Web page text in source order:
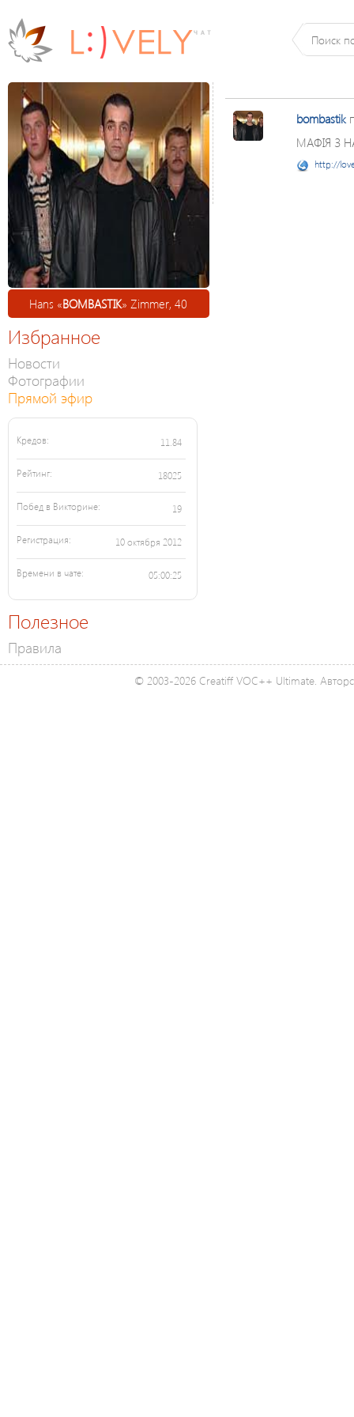
Hans «BOMBASTIK» Zimmer, 40
Избранное
Новости
Фотографии
Прямой эфир
Кредов: 11.84
Рейтинг: 18025
Побед в Викторине: 19
Регистрация: 10 октября 2012
Времени в чате: 05:00:25
Полезное
Правила
bombastik
МАФІЯ З
http://
© 2003-2026 Creatiff VOC++ Ultimate.